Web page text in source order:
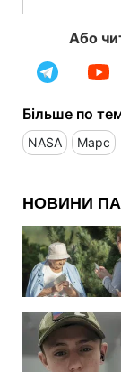
Або
Більше по
NASA Марс